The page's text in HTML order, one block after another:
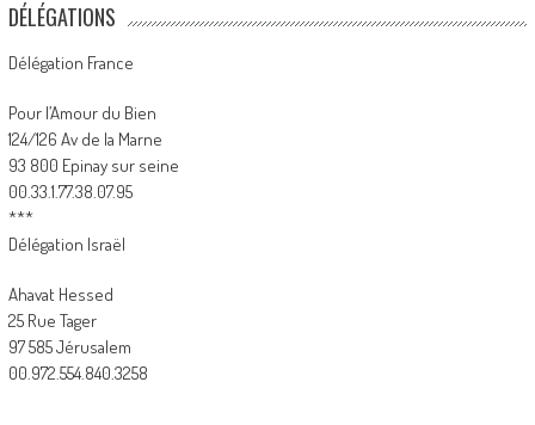
DÉLÉGATIONS
Délégation France
Pour l’Amour du Bien
124/126 Av de la Marne
93 800 Epinay sur seine
00.33.1.77.38.07.95
***
Délégation Israël
Ahavat Hessed
25 Rue Tager
97 585 Jérusalem
00.972.554.840.3258